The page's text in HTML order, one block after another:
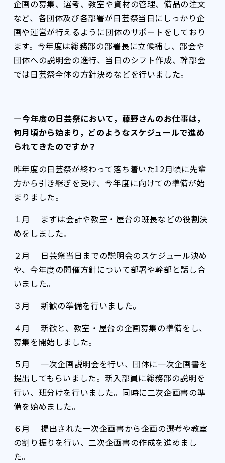
企画の募集、選考、教室や資材の管理、備品の注文
など、各団体及び各部署が日芸祭当日にしっかり企
画や運営が行えるように団体のサポートをしており
ます。今年度は総務部の部署長に立候補し、部会や
団体への説明会の進行、当日のシフト作成、幹部会
では日芸祭全体の方針決めなどを行いました。
――――今年度の日芸祭において，藤野さんのお仕事は，
何月頃から始まり，どのようなスケジュールで進め
られてきたのですか？
昨年度の日芸祭が終わって落ち着いた12月頃に先輩
方から引き継ぎを受け、今年度に向けての準備が始
まりました。
１月 まずは会計や教室・屋台の班長などの役割決
めをしました。
２月 日芸祭当日までの説明会のスケジュール決め
や、今年度の開催方針について部署や幹部と話し合
いました。
３月 新歓の準備を行いました。
４月 新歓と、教室・屋台の企画募集の準備をし、
募集を開始しました。
５月 一次企画説明会を行い、団体に一次企画書を
提出してもらいました。新入部員に総務部の説明を
行い、班分けを行いました。同時に二次企画書の準
備を始めました。
６月 提出された一次企画書から企画の選考や教室
の割り振りを行い、二次企画書の作成を進めまし
た。